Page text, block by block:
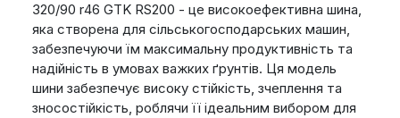
320/90 r46 GTK RS200 - це високоефективна шина,
яка створена для сільськогосподарських машин,
забезпечуючи їм максимальну продуктивність та
надійність в умовах важких ґрунтів. Ця модель
шини забезпечує високу стійкість, зчеплення та
зносостійкість, роблячи її ідеальним вибором для